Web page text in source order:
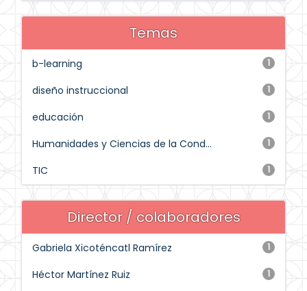
Temas
1
b-learning
1
diseño instruccional
1
educación
1
Humanidades y Ciencias de la Cond...
1
TIC
Director / colaboradores
1
Gabriela Xicoténcatl Ramírez
1
Héctor Martínez Ruiz